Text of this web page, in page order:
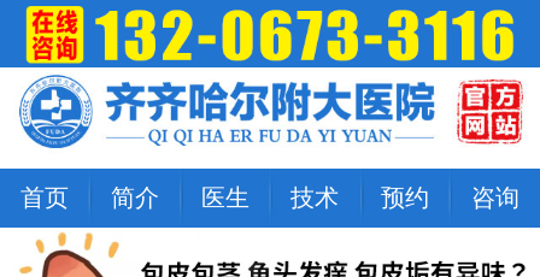
首页 简介 医生 技术 预约 咨询